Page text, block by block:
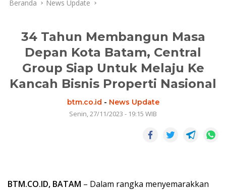
Beranda News Update
34 Tahun Membangun Masa
Depan Kota Batam, Central
Group Siap Untuk Melaju Ke
Kancah Bisnis Properti Nasional
btm.co.id - News Update
Senin, 27/11/2023 - 19:15 WIB
BTM.CO.ID, BATAM – Dalam rangka menyemarakkan